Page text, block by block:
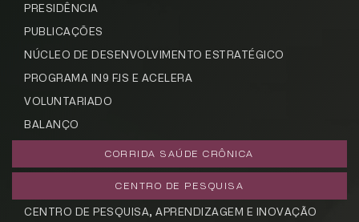
PRESIDÊNCIA
PUBLICAÇÕES
NÚCLEO DE DESENVOLVIMENTO ESTRATÉGICO
PROGRAMA IN9 FJS E ACELERA
VOLUNTARIADO
BALANÇO
CORRIDA SAÚDE CRÔNICA
CENTRO DE PESQUISA
CENTRO DE PESQUISA, APRENDIZAGEM E INOVAÇÃO